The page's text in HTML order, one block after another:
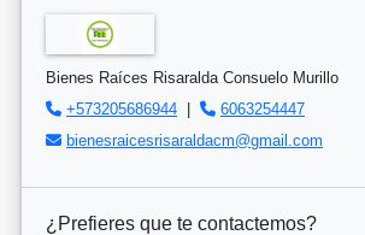
Bienes Raíces Risaralda Consuelo Murillo
+573205686944 |
6063254447
bienesraicesrisaraldacm@gmail.com
¿Prefieres que te contactemos?